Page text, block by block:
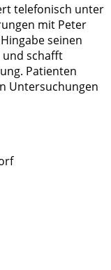
telefonisch unter
mit Peter
seinen
und schafft
Patienten
Untersuchungen